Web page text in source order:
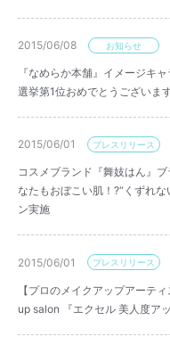
2015/06/08 お知らせ
『なめらか本舗』イメージキ
選挙第1位おめでとうございま
2015/06/01 プレスリリース
コスメブランド『舞妓はん』
なたもおぼこい肌！?“くずれ
ン実施
2015/06/01 プレスリリース
【プロのメイクアップアーテ
up salon 『エクセル 美人度ア